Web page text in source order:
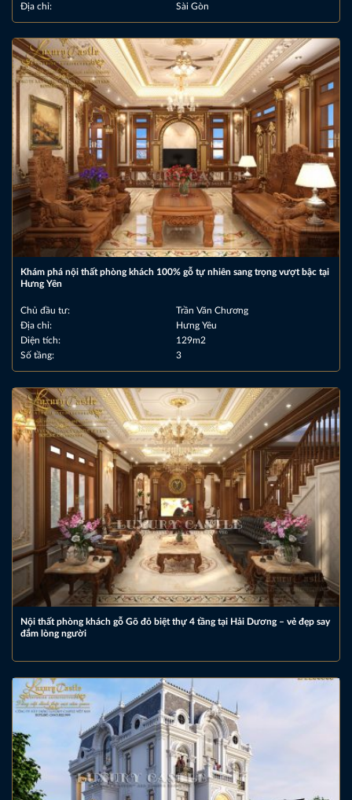
Địa chỉ:
Sài Gòn
Khám phá nội thất phòng khách 100% gỗ tự nhiên sang trọng vượt bậc tại
Hưng Yên
Chủ đầu tư:
Trần Văn Chương
Địa chỉ:
Hưng Yêu
Diện tích:
129m2
Số tầng:
3
Nội thất phòng khách gỗ Gõ đỏ biệt thự 4 tầng tại Hải Dương – vẻ đẹp say
đắm lòng người